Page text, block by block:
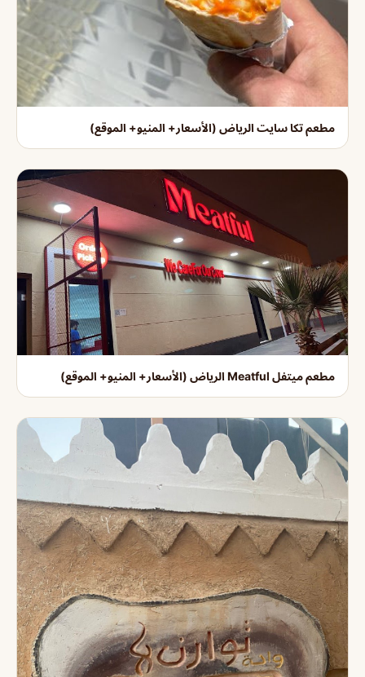
مطعم تكا سايت الرياض (الأسعار+ المنيو+ الموقع)
مطعم ميتفل Meatful الرياض (الأسعار+ المنيو+ الموقع)